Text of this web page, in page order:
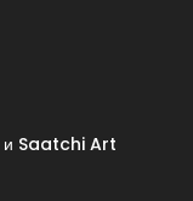
и Saatchi Art